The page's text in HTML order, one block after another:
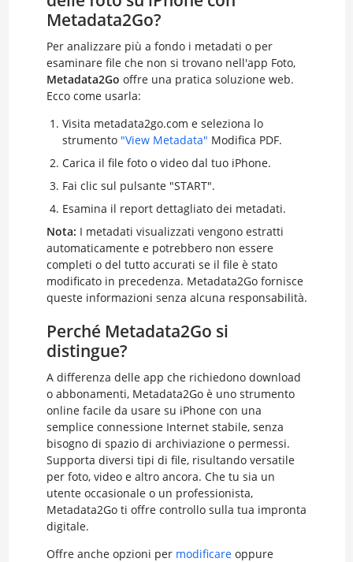
Metadata2Go?
Per analizzare più a fondo i metadati o per
esaminare file che non si trovano nell'app Foto,
Metadata2Go offre una pratica soluzione web.
Ecco come usarla:
Visita metadata2go.com e seleziona lo
strumento "View Metadata" Modifica PDF.
Carica il file foto o video dal tuo iPhone.
Fai clic sul pulsante "START".
Esamina il report dettagliato dei metadati.
Nota: I metadati visualizzati vengono estratti
automaticamente e potrebbero non essere
completi o del tutto accurati se il file è stato
modificato in precedenza. Metadata2Go fornisce
queste informazioni senza alcuna responsabilità.
Perché Metadata2Go si
distingue?
A differenza delle app che richiedono download
o abbonamenti, Metadata2Go è uno strumento
online facile da usare su iPhone con una
semplice connessione Internet stabile, senza
bisogno di spazio di archiviazione o permessi.
Supporta diversi tipi di file, risultando versatile
per foto, video e altro ancora. Che tu sia un
utente occasionale o un professionista,
Metadata2Go ti offre controllo sulla tua impronta
digitale.
Offre anche opzioni per modificareoppure